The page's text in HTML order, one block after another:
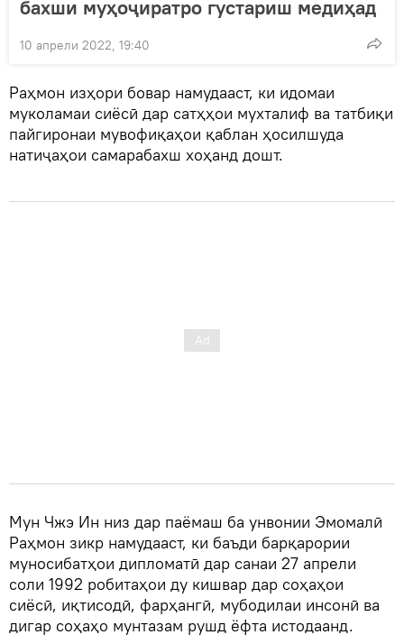
бахши муҳоҷиратро густариш медиҳад
10 апрели 2022, 19:40
Раҳмон изҳори бовар намудааст, ки идомаи
муколамаи сиёсӣ дар сатҳҳои мухталиф ва татбиқи
пайгиронаи мувофиқаҳои қаблан ҳосилшуда
натиҷаҳои самарабахш хоҳанд дошт.
Мун Чжэ Ин низ дар паёмаш ба унвонии Эмомалӣ
Раҳмон зикр намудааст, ки баъди барқарории
муносибатҳои дипломатӣ дар санаи 27 апрели
соли 1992 робитаҳои ду кишвар дар соҳаҳои
сиёсӣ, иқтисодӣ, фарҳангӣ, мубодилаи инсонӣ ва
дигар соҳаҳо мунтазам рушд ёфта истодаанд.